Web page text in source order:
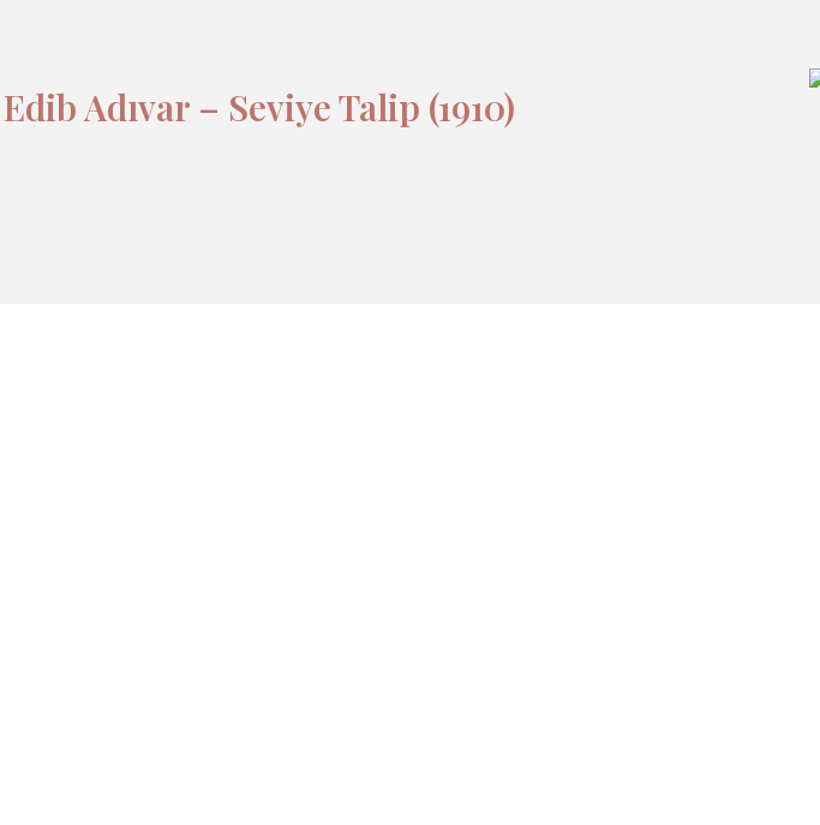
Adıvar – Seviye Talip (1910)